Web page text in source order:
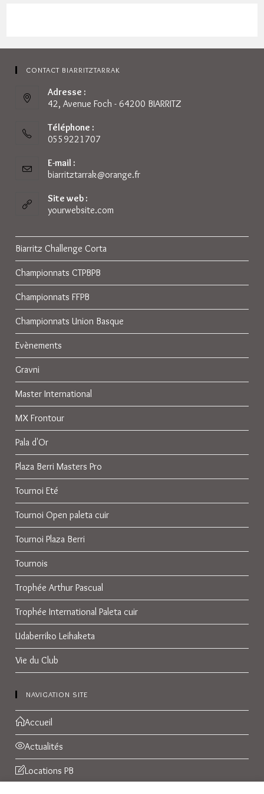
CONTACT BIARRITZTARRAK
Adresse :
42, Avenue Foch - 64200 BIARRITZ
Téléphone :
0559221707
E-mail :
biarritztarrak@orange.frS’ouvre
Site web :
yourwebsite.com
Biarritz Challenge Corta
Championnats CTPBPB
Championnats FFPB
Championnats Union Basque
Evènements
Gravni
Master International
MX Frontour
Pala d'Or
Plaza Berri Masters Pro
Tournoi Eté
Tournoi Open paleta cuir
Tournoi Plaza Berri
Tournois
Trophée Arthur Pascual
Trophée International Paleta cuir
Udaberriko Leihaketa
Vie du Club
NAVIGATION SITE
Accueil
Actualités
Locations PB